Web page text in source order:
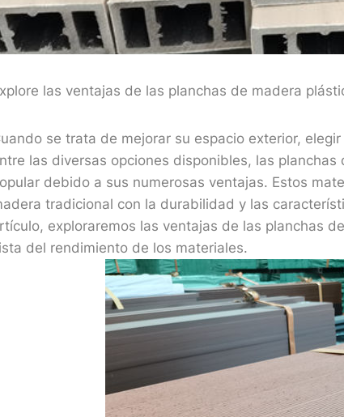
las ventajas de las planchas de madera
se trata de mejorar su espacio exterior,
las diversas opciones disponibles, las
debido a sus numerosas ventajas. Estos
tradicional con la durabilidad y las
exploraremos las ventajas de las planchas
del rendimiento de los materiales.